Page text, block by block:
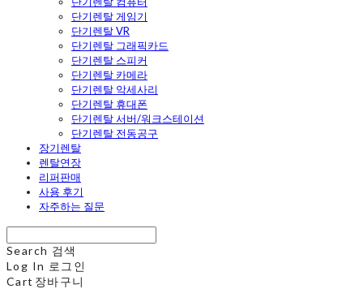
단기렌탈 게임기
단기렌탈 VR
단기렌탈 그래픽카드
단기렌탈 스피커
단기렌탈 카메라
단기렌탈 악세사리
단기렌탈 휴대폰
단기렌탈 서버/워크스테이션
단기렌탈 전동공구
장기렌탈
렌탈연장
리퍼판매
사용 후기
자주하는 질문
Search 검색
Log In 로그인
Cart 장바구니